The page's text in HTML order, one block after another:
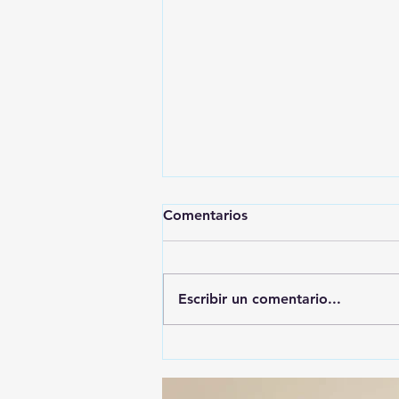
A PRESUNTO
Comentarios
Escribir un comentario...